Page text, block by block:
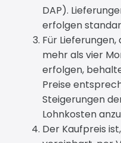
DAP).
erfolgen
Für
mehr als vier
erfolgen,
Preise
Steigerungen
Lohnkosten
Der Kaufpreis